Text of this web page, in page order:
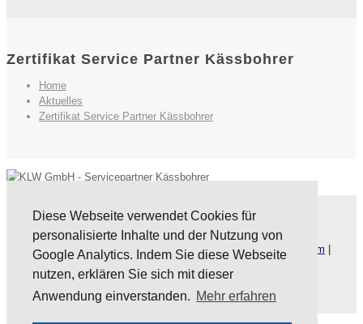
Diese Webseite verwendet Cookies für
personalisierte Inhalte und der Nutzung von
Google Analytics. Indem Sie diese Webseite
nutzen, erklären Sie sich mit dieser
Anwendung einverstanden. Mehr erfahren
Zertifikat Service Partner Kässbohrer
Home
Aktuelles
Zertifikat Service Partner Kässbohrer
Website byKLW GmbH
Copyright © 2023 KLW-trier.de. Alle Rechte vorbehalten. Impressum
Datenschutz